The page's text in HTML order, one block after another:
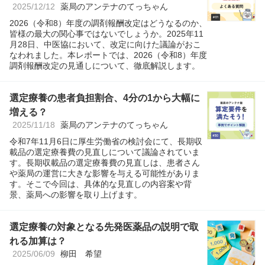
2025/12/12 薬局のアンテナのてっちゃん
2026（令和8）年度の調剤報酬改定はどうなるのか、
皆様の最大の関心事ではないでしょうか。2025年11
月28日、中医協において、改定に向けた議論がおこ
なわれました。本レポートでは、2026（令和8）年度
調剤報酬改定の見通しについて、徹底解説します。
選定療養の患者負担割合、4分の1から大幅に
増える？
2025/11/18 薬局のアンテナのてっちゃん
令和7年11月6日に厚生労働省の検討会にて、長期収
載品の選定療養費の見直しについて議論されていま
す。長期収載品の選定療養費の見直しは、患者さん
や薬局の運営に大きな影響を与える可能性がありま
す。そこで今回は、具体的な見直しの内容案や背
景、薬局への影響を取り上げます。
選定療養の対象となる先発医薬品の説明で取
れる加算は？
2025/06/09 柳田 希望